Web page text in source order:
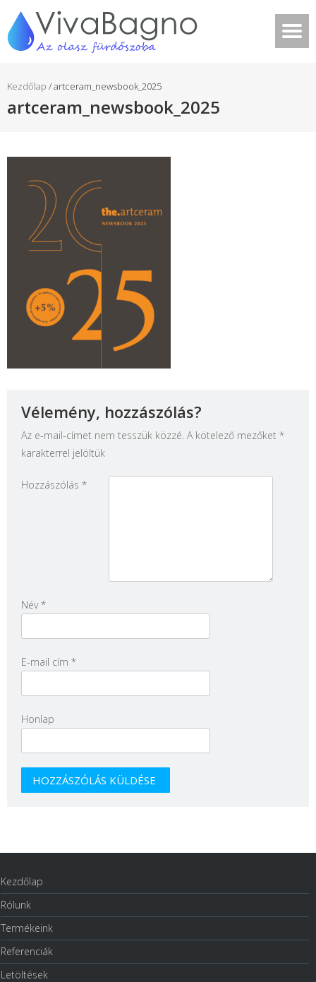
Kezdőlap /artceram_newsbook_2025
artceram_newsbook_2025
Vélemény, hozzászólás?
Az e-mail-címet nem tesszük közzé. A kötelező mezőket *
karakterrel jelöltük
Hozzászólás *
Név*
E-mail cím *
Honlap
Kezdőlap
Rólunk
Termékeink
Referenciák
Letöltések